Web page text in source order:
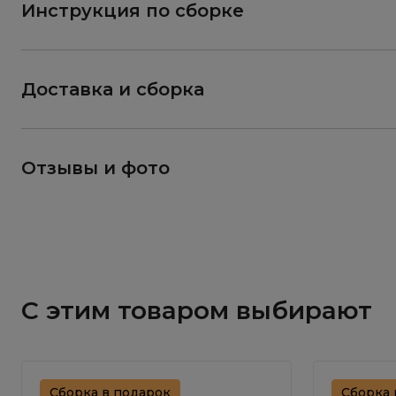
Инструкция по сборке
Доставка и сборка
Отзывы и фото
С этим товаром выбирают
Сборка в подарок Сборка